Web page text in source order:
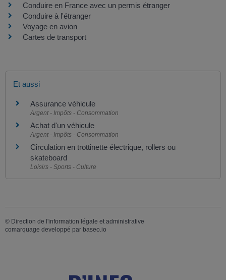
Conduire en France avec un permis étranger
Conduire à l'étranger
Voyage en avion
Cartes de transport
Et aussi
Assurance véhicule
Argent - Impôts - Consommation
Achat d'un véhicule
Argent - Impôts - Consommation
Circulation en trottinette électrique, rollers ou
skateboard
Loisirs - Sports - Culture
© Direction de l'information légale et administrative
comarquage developpé par baseo.io